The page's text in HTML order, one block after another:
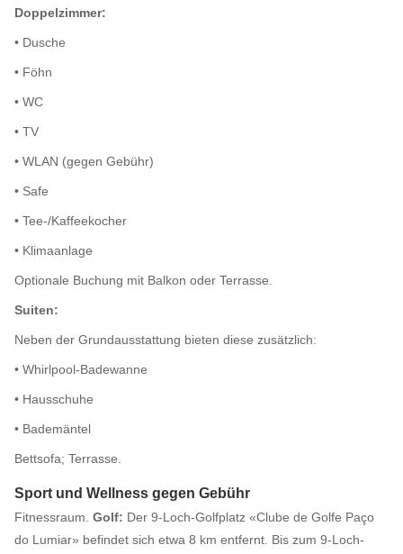
Doppelzimmer:
• Dusche
• Föhn
• WC
• TV
• WLAN (gegen Gebühr)
• Safe
• Tee-/Kaffeekocher
• Klimaanlage
Optionale Buchung mit Balkon oder Terrasse.
Suiten:
Neben der Grundausstattung bieten diese zusätzlich:
• Whirlpool-Badewanne
• Hausschuhe
• Bademäntel
Bettsofa; Terrasse.
Sport und Wellness gegen Gebühr
Fitnessraum. Golf: Der 9-Loch-Golfplatz «Clube de Golfe Paço
do Lumiar» befindet sich etwa 8 km entfernt. Bis zum 9-Loch-